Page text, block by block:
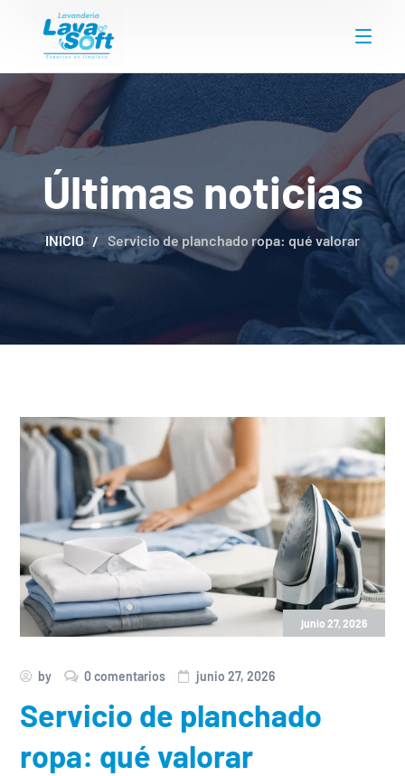
INICIO Servicio de planchado ropa: qué valorar
Últimas noticias
junio 27, 2026
by 0 comentarios junio 27, 2026
Servicio de planchado
ropa: qué valorar